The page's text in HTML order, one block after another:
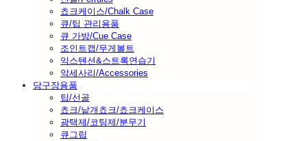
쵸크케이스/Chalk Case
큐/팁 관리용품
큐 가방/Cue Case
조인트캡/무게볼트
익스텐션&스트록연습기
악세사리/Accessories
당구장용품
팁/선골
쵸크/낱개쵸크/쵸크케이스
광택제/코팅제/분무기
큐그립